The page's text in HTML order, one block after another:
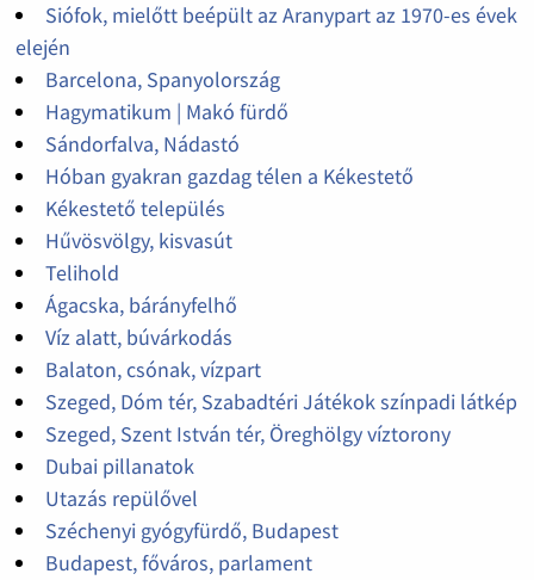
Siófok, mielőtt beépült az Aranypart az 1970-es évek
elején
Barcelona, Spanyolország
Hagymatikum | Makó fürdő
Sándorfalva, Nádastó
Hóban gyakran gazdag télen a Kékestető
Kékestető település
Hűvösvölgy, kisvasút
Telihold
Ágacska, bárányfelhő
Víz alatt, búvárkodás
Balaton, csónak, vízpart
Szeged, Dóm tér, Szabadtéri Játékok színpadi látkép
Szeged, Szent István tér, Öreghölgy víztorony
Dubai pillanatok
Utazás repülővel
Széchenyi gyógyfürdő, Budapest
Budapest, főváros, parlament